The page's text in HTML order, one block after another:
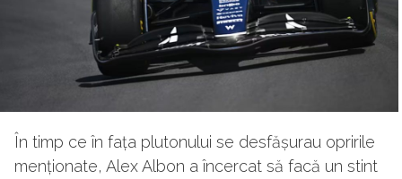
În timp ce în fața plutonului se desfășurau opririle
menționate, Alex Albon a încercat să facă un stint